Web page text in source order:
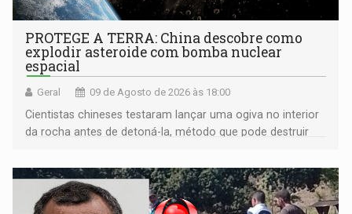
PROTEGE A TERRA: China descobre como
explodir asteroide com bomba nuclear
espacial
Geral 09 de Agosto de 2026 às 18:00
Cientistas chineses testaram lançar uma ogiva no interior
da rocha antes de detoná-la, método que pode destruir